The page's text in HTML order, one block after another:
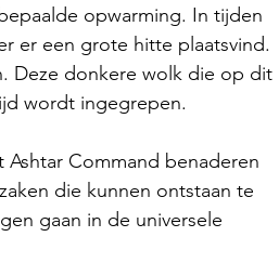
opwarming. In tijden
er een grote hitte plaatsvind.
Deze donkere wolk die op dit
wordt ingegrepen.
Command benaderen
die kunnen ontstaan te
gaan in de universele